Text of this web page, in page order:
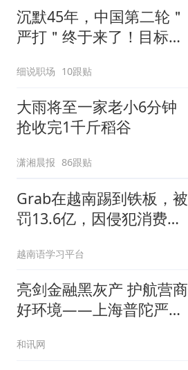
沉默45年，中国第二轮＂
严打＂终于来了！目标改
细说职场 10跟贴
大雨将至一家老小6分钟
抢收完1千斤稻谷
潇湘晨报 86跟贴
Grab在越南踢到铁板，被
罚13.6亿，因侵犯消费者
越南语学习平台
亮剑金融黑灰产 护航营商
好环境——上海普陀严
筑牢金融法治屏障
和讯网